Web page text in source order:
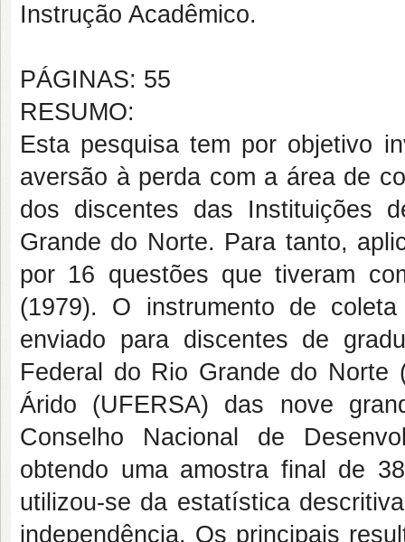
Instrução Acadêmico.
PÁGINAS: 55
RESUMO:
Esta pesquisa tem por objetivo
aversão à perda com a área de
dos discentes das Instituições
Grande do Norte. Para tanto,
por 16 questões que tiveram
(1979). O instrumento de
enviado para discentes de
Federal do Rio Grande do Norte
Árido (UFERSA) das nove
Conselho Nacional de
obtendo uma amostra final de
utilizou-se da estatística
independência. Os principais